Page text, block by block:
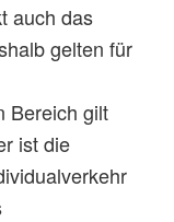
auch das
gelten für
Bereich gilt
ist die